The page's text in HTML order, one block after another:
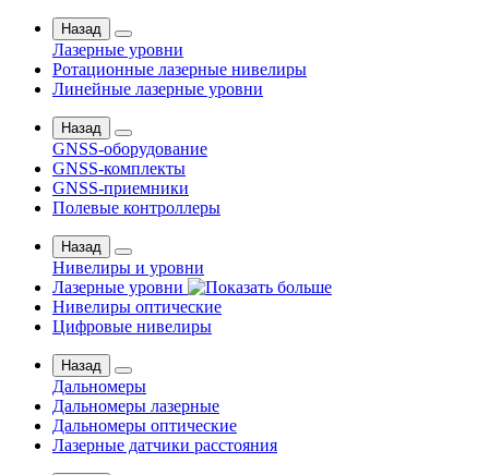
Назад
Лазерные уровни
Ротационные лазерные нивелиры
Линейные лазерные уровни
Назад
GNSS-оборудование
GNSS-комплекты
GNSS-приемники
Полевые контроллеры
Назад
Нивелиры и уровни
Лазерные уровни
Нивелиры оптические
Цифровые нивелиры
Назад
Дальномеры
Дальномеры лазерные
Дальномеры оптические
Лазерные датчики расстояния